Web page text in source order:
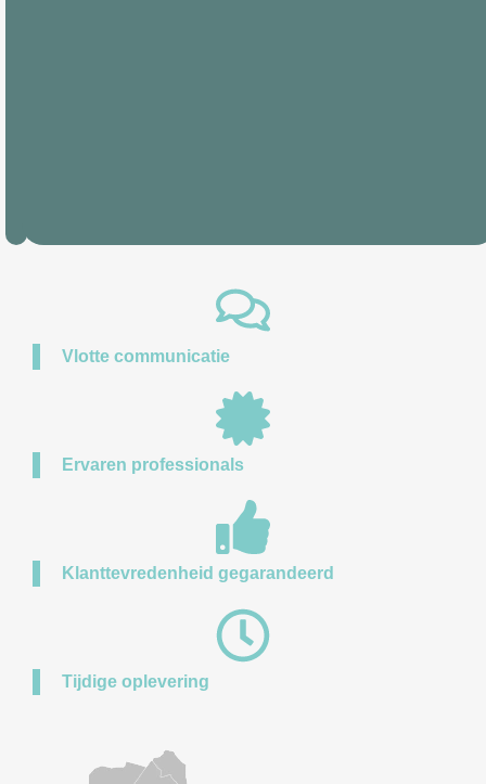
Vlotte communicatie
Ervaren professionals
Klanttevredenheid gegarandeerd
Tijdige oplevering